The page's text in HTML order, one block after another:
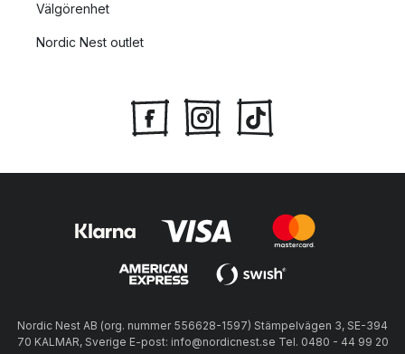
Välgörenhet
Nordic Nest outlet
Nordic Nest AB (org. nummer 556628-1597) Stämpelvägen 3, SE-394
70 KALMAR, Sverige E-post: info@nordicnest.se Tel. 0480 - 44 99 20